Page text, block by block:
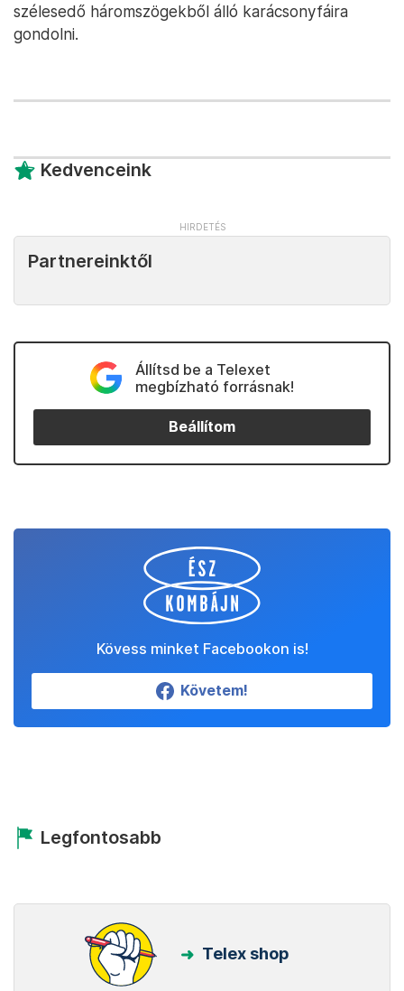
szélesedő háromszögekből álló karácsonyfáira
gondolni.
Kedvenceink
Partnereinktől
Állítsd be a Telexet
megbízható forrásnak!
Beállítom
Kövess minket Facebookon is!
Követem!
Legfontosabb
Telex shop